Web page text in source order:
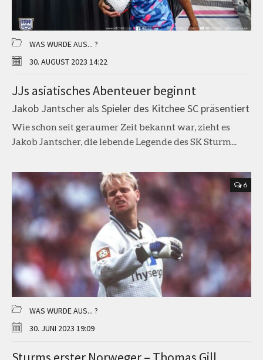
WAS WURDE AUS... ?
30. AUGUST 2023 14:22
JJs asiatisches Abenteuer beginnt
Jakob Jantscher als Spieler des Kitchee SC präsentiert
Wie schon seit geraumer Zeit bekannt war, zieht es
Jakob Jantscher, die lebende Legende des SK Sturm...
6
WAS WURDE AUS... ?
30. JUNI 2023 19:09